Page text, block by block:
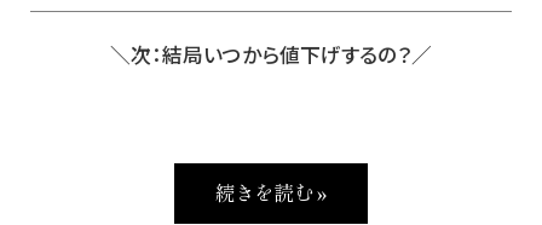
＼次：結局いつから値下げするの？／
続きを読む »